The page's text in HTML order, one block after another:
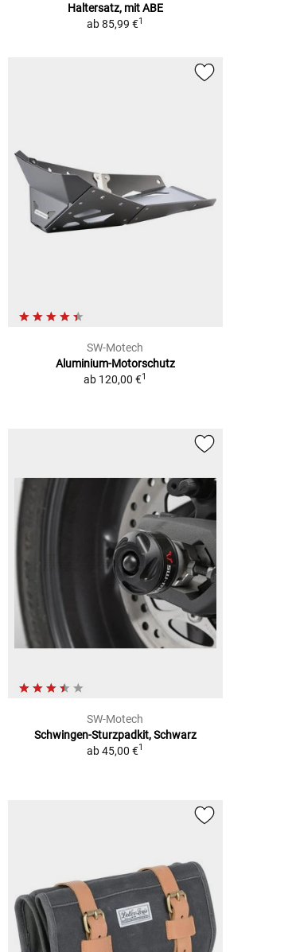
Haltersatz, mit ABE
ab85,99 €1
SW-Motech
Aluminium-Motorschutz
ab 120,00 €1
SW-Motech
Schwingen-Sturzpadkit, Schwarz
ab45,00 €1